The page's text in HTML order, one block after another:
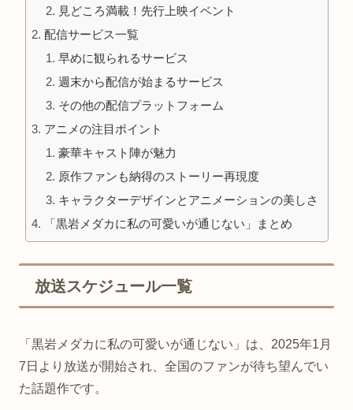
見どころ満載！先行上映イベント
配信サービス一覧
早めに観られるサービス
週末から配信が始まるサービス
その他の配信プラットフォーム
アニメの注目ポイント
豪華キャスト陣が魅力
原作ファンも納得のストーリー再現度
キャラクターデザインとアニメーションの美しさ
「黒岩メダカに私の可愛いが通じない」まとめ
放送スケジュール一覧
「黒岩メダカに私の可愛いが通じない」は、2025年1月
7日より放送が開始され、全国のファンが待ち望んでい
た話題作です。